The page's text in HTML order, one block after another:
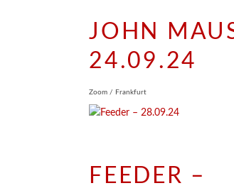
JOHN
24.09.24
Zoom / Frankfurt
FEEDER –